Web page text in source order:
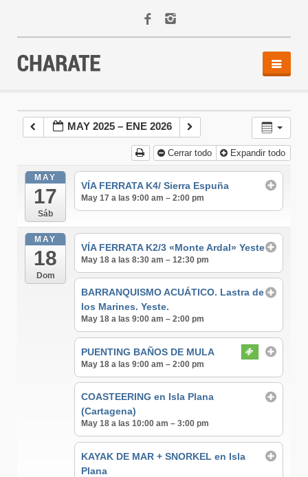
AGENDA
ACTIVIDADES
EQUIPO
CONTACTO
MAY 2025 – ENE 2026
Cerrar todo Expandir todo
MAY
17
Sáb
VÍA FERRATA K4/ Sierra Espuña
May 17 a las 9:00 am – 2:00 pm
MAY
18
Dom
VÍA FERRATA K2/3 «Monte Ardal» Yeste
May 18 a las 8:30 am – 12:30 pm
BARRANQUISMO ACUÁTICO. Lastra de
los Marines. Yeste.
May 18 a las 9:00 am – 2:00 pm
PUENTING BAÑOS DE MULA
May 18 a las 9:00 am – 2:00 pm
COASTEERING en Isla Plana
(Cartagena)
May 18 a las 10:00 am – 3:00 pm
KAYAK DE MAR + SNORKEL en Isla
Plana